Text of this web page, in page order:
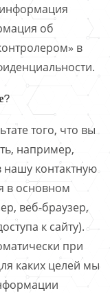
об
в
того, что вы
например,
контактную
в основном
веб-браузер,
к сайту).
при
каких целей мы